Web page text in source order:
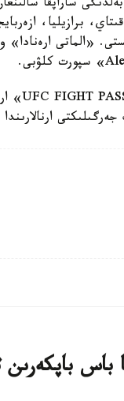
برازيليا،
«الماتى
باس باپكەرىن